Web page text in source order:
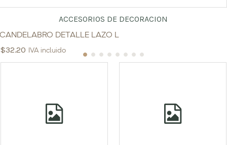
ACCESORIOS DE DECORACION
CANDELABRO DETALLE LAZO L
$32.20 IVA incluido